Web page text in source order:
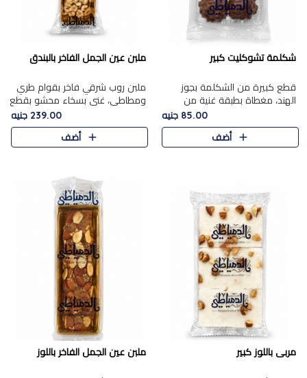
شكلمة تشوكليت كبير
قطع كبيرة من الشكلمة بجوز
الهند، مغطاة بطبقة غنية من
الشوكولاتة الفاخرة لتجمع بين
القوام الطري من الداخل مركز جوز
الهند المطاطي والمذاق الغن..
85.00 جنيه
أضف
ملبن عين الجمل الفاخر بالبندق
ملبن روب شرقي فاخر بقوام طري
ومطاطي، غني بسخاء محشو بقطع
عين الجمل والبندق المحمص التي
تضيف قرمشة مميزة مُرضية
ونكهة جوزية غنية في كل
239.00 جنيه
أضف
مربى باللوز كبير ملبن عين الجمل الفاخر باللوز